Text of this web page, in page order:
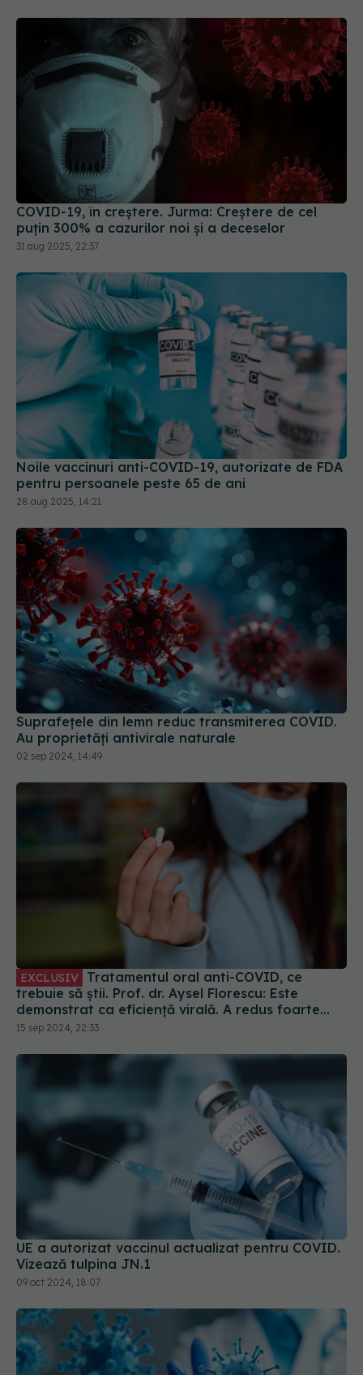
COVID-19, în creștere. Jurma: Creștere de cel
puțin 300% a cazurilor noi și a deceselor
31 aug 2025, 22:37
Noile vaccinuri anti-COVID-19, autorizate de FDA
pentru persoanele peste 65 de ani
28 aug 2025, 14:21
Suprafețele din lemn reduc transmiterea COVID.
Au proprietăți antivirale naturale
02 sep 2024, 14:49
EXCLUSIV
trebuie să știi. Prof. dr. Aysel Florescu: Este
demonstrat ca eficiență virală. A redus foarte
mult riscul de spitalizare
15 sep 2024, 22:33
UE a autorizat vaccinul actualizat pentru COVID.
Vizează tulpina JN.1
09 oct 2024, 18:07